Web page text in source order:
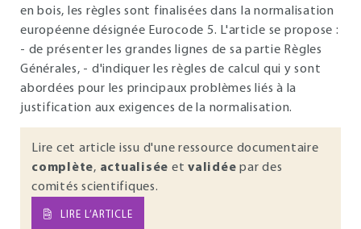
en bois, les règles sont finalisées dans la normalisation
européenne désignée Eurocode 5. L'article se propose :
- de présenter les grandes lignes de sa partie Règles
Générales, - d'indiquer les règles de calcul qui y sont
abordées pour les principaux problèmes liés à la
justification aux exigences de la normalisation.
Lire cet article issu d'une ressource documentaire
complète, actualisée et validée par des
comités scientifiques.
LIRE L’ARTICLE